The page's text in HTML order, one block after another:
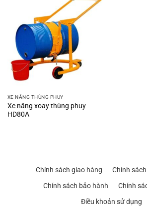
XE NÂNG THÙNG PHUY
Xe nâng xoay thùng phuy
HD80A
Chính sách giao hàng
Chính
Chính sách bảo hành
Chính
Điều khoản sử dụng